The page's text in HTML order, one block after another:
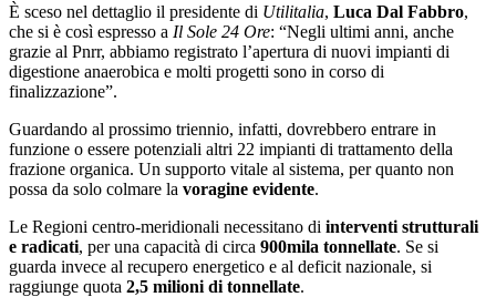
È sceso nel dettaglio il presidente di Utilitalia, Luca Dal Fabbro,
che si è così espresso a Il Sole 24 Ore: “Negli ultimi anni, anche
grazie al Pnrr, abbiamo registrato l’apertura di nuovi impianti di
digestione anaerobica e molti progetti sono in corso di
finalizzazione”.
Guardando al prossimo triennio, infatti, dovrebbero entrare in
funzione o essere potenziali altri 22 impianti di trattamento della
frazione organica. Un supporto vitale al sistema, per quanto non
possa da solo colmare la voragine evidente.
Le Regioni centro-meridionali necessitano di interventi strutturali
e radicati, per una capacità di circa 900mila tonnellate. Se si
guarda invece al recupero energetico e al deficit nazionale, si
raggiunge quota 2,5 milioni di tonnellate.